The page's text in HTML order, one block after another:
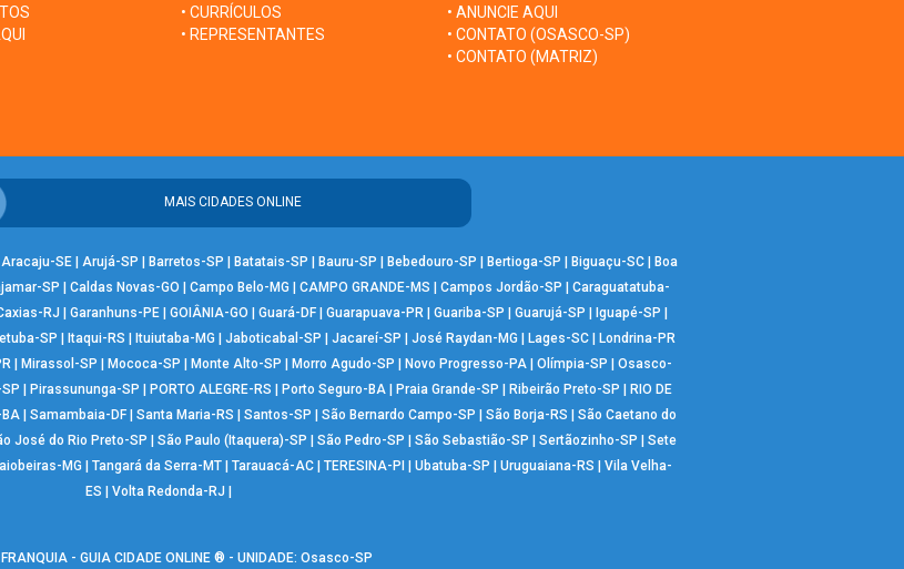
• CURRÍCULOS
• REPRESENTANTES
• ANUNCIE AQUI
• CONTATO (OSASCO-SP)
• CONTATO (MATRIZ)
MAIS CIDADES ONLINE
Aracaju-SE| Arujá-SP | Barretos-SP | Batatais-SP | Bauru-SP | Bebedouro-SP | Bertioga-SP | Biguaçu-SC| Boa
SP | Caldas Novas-GO | Campo Belo-MG | CAMPO GRANDE-MS | Campos Jordão-SP | Caraguatatuba-
RJ | Garanhuns-PE | GOIÂNIA-GO | Guará-DF | Guarapuava-PR | Guariba-SP | Guarujá-SP | Iguapé-SP |
SP | Itaqui-RS | Ituiutaba-MG | Jaboticabal-SP | Jacareí-SP | José Raydan-MG | Lages-SC| Londrina-PR
| Mirassol-SP | Mococa-SP | Monte Alto-SP | Morro Agudo-SP | Novo Progresso-PA | Olímpia-SP | Osasco-
| Pirassununga-SP | PORTO ALEGRE-RS | Porto Seguro-BA| Praia Grande-SP | Ribeirão Preto-SP | RIO DE
| Samambaia-DF | Santa Maria-RS | Santos-SP | São Bernardo Campo-SP | São Borja-RS | São Caetano do
José do Rio Preto-SP | São Paulo (Itaquera)-SP | São Pedro-SP | São Sebastião-SP | Sertãozinho-SP | Sete
MG | Tangará da Serra-MT| Tarauacá-AC| TERESINA-PI | Ubatuba-SP | Uruguaiana-RS | Vila Velha-
ES | Volta Redonda-RJ |
FRANQUIA - GUIA CIDADE ONLINE ® - UNIDADE: Osasco-SP